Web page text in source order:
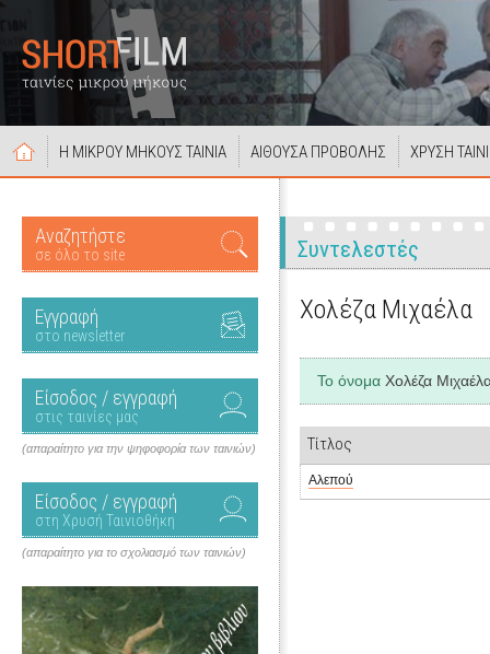
Η ΜΙΚΡΟΥ ΜΗΚΟΥΣ ΤΑΙΝΙΑ ΑΙΘΟΥΣΑ ΠΡΟΒΟΛΗΣ ΧΡΥΣΗ
Αναζητήστε
σε όλο το site
Εγγραφή
στο newsletter
Είσοδος / εγγραφή
στις ταινίες μας
(απαραίτητο για την ψηφοφορία των ταινιών)
Είσοδος / εγγραφή
στη Χρυσή Ταινιοθήκη
(απαραίτητο για το σχολιασμό των ταινιών)
Συντελεστές
Χολέζα Μιχαέλα
Το όνομα Χολέζα
Τίτλος
Αλεπού